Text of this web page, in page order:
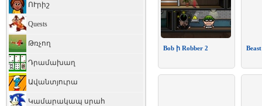
ՈՒրիշ
Quests
Թռչող
Դրամախաղ
Ավանտյուրա
Կամարակապ սրահ
Bob ի Robber 2